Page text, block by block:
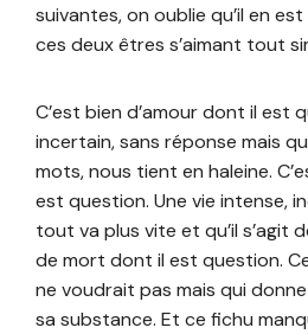
suivantes, on oublie qu’il en
ces deux êtres s’aimant tout
C’est bien d’amour dont il est
incertain, sans réponse mais
mots, nous tient en haleine.
est question. Une vie intense,
tout va plus vite et qu’il s’agit
de mort dont il est question.
ne voudrait pas mais qui
sa substance. Et ce fichu